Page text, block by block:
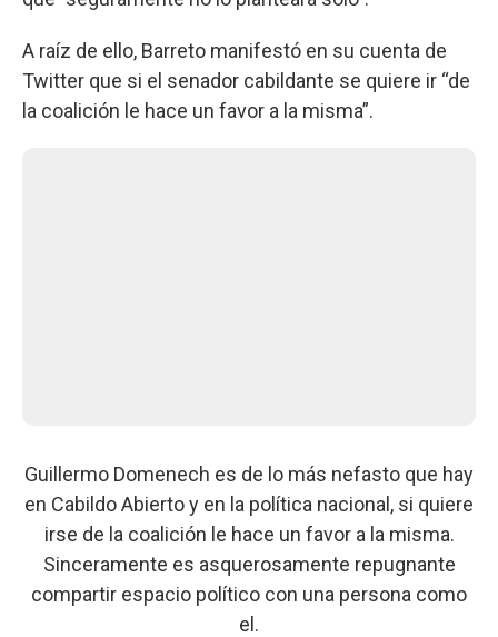
A raíz de ello, Barreto manifestó en su cuenta de
Twitter que si el senador cabildante se quiere ir “de
la coalición le hace un favor a la misma”.
Guillermo Domenech es de lo más nefasto que hay
en Cabildo Abierto y en la política nacional, si quiere
irse de la coalición le hace un favor a la misma.
Sinceramente es asquerosamente repugnante
compartir espacio político con una persona como
el.